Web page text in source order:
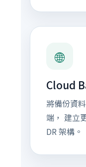
🌐
Cloud
將備份資
端， 建立
DR 架構。